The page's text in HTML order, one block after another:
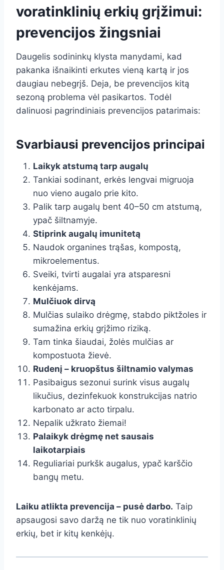
voratinklinių erkių grįžimui:
prevencijos žingsniai
Daugelis sodininkų klysta manydami, kad
pakanka išnaikinti erkutes vieną kartą ir jos
daugiau nebegrįš. Deja, be prevencijos kitą
sezoną problema vėl pasikartos. Todėl
dalinuosi pagrindiniais prevencijos patarimais:
Svarbiausi prevencijos principai
Laikyk atstumą tarp augalų
Tankiai sodinant, erkės lengvai migruoja
nuo vieno augalo prie kito.
Palik tarp augalų bent 40–50 cm atstumą,
ypač šiltnamyje.
Stiprink augalų imunitetą
Naudok organines trąšas, kompostą,
mikroelementus.
Sveiki, tvirti augalai yra atsparesni
kenkėjams.
Mulčiuok dirvą
Mulčias sulaiko drėgmę, stabdo piktžoles ir
sumažina erkių grįžimo riziką.
Tam tinka šiaudai, žolės mulčias ar
kompostuota žievė.
Rudenį – kruopštus šiltnamio valymas
Pasibaigus sezonui surink visus augalų
likučius, dezinfekuok konstrukcijas natrio
karbonato ar acto tirpalu.
Nepalik užkrato žiemai!
Palaikyk drėgmę net sausais
laikotarpiais
Reguliariai purkšk augalus, ypač karščio
bangų metu.
Laiku atlikta prevencija – pusė darbo. Taip
apsaugosi savo daržą ne tik nuo voratinklinių
erkių, bet ir kitų kenkėjų.